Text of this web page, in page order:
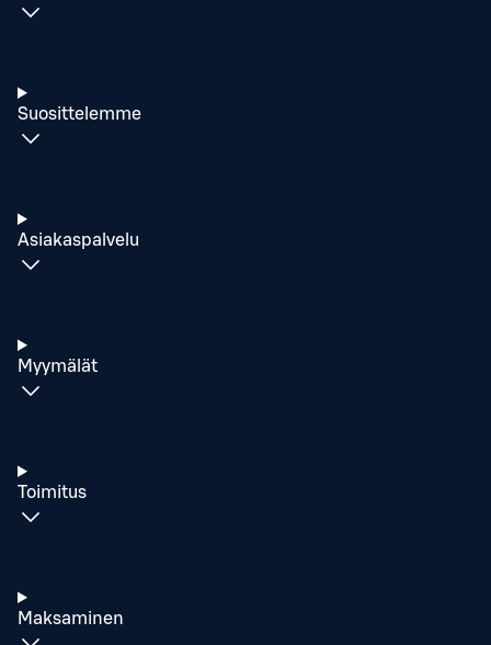
Suosittelemme
Asiakaspalvelu
Myymälät
Toimitus
Maksaminen